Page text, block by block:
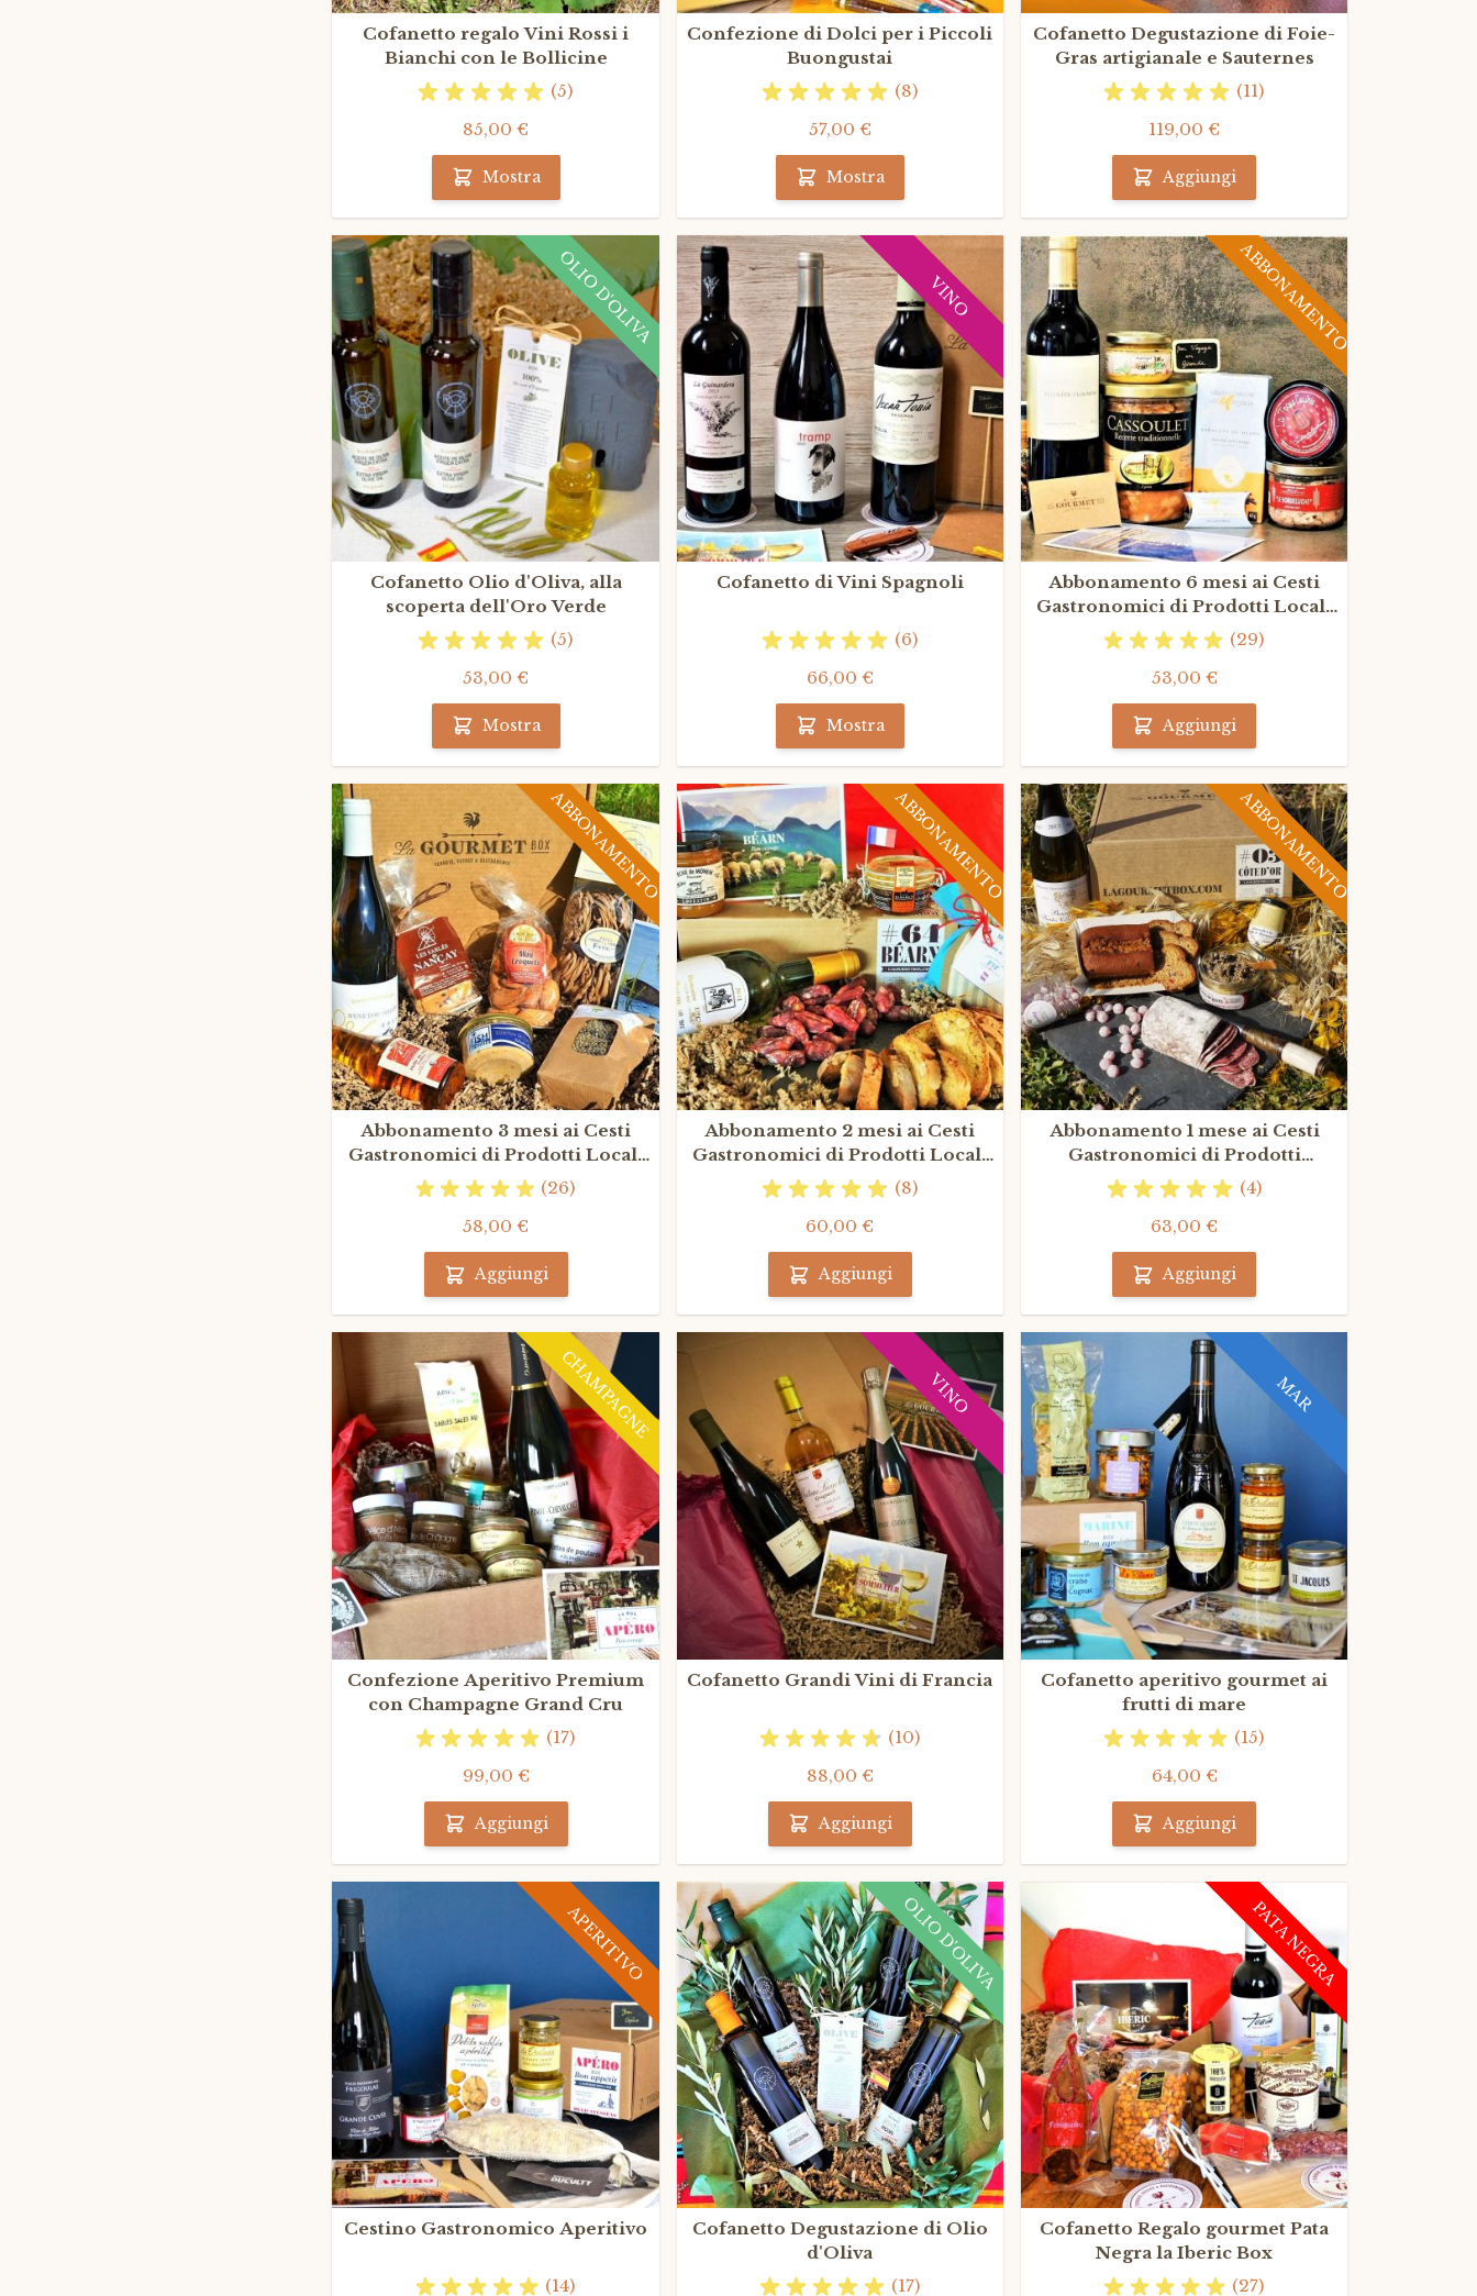
Cofanetto regalo Vini Rossi i
Bianchi con le Bollicine
(5)
85,00 €
Mostra
Confezione di Dolci per i Piccoli
Buongustai
(8)
57,00 €
Mostra
Cofanetto Degustazione di Foie-
Gras artigianale e Sauternes
(11)
119,00 €
Aggiungi
OLIO D'OLIVA
Cofanetto Olio d'Oliva, alla
scoperta dell'Oro Verde
(5)
53,00 €
Mostra
VINO
Cofanetto di Vini Spagnoli
(6)
66,00 €
Mostra
ABBONAMENTO
Abbonamento 6 mesi ai Cesti
Gastronomici di Prodotti Locali
Francesi
(29)
53,00 €
Aggiungi
ABBONAMENTO
Abbonamento 3 mesi ai Cesti
Gastronomici di Prodotti Locali
Francesi
(26)
58,00 €
Aggiungi
ABBONAMENTO
Abbonamento 2 mesi ai Cesti
Gastronomici di Prodotti Locali
Francesi
(8)
60,00 €
Aggiungi
ABBONAMENTO
Abbonamento 1 mese ai Cesti
Gastronomici di Prodotti
Gastronomici Francesi
(4)
63,00 €
Aggiungi
CHAMPAGNE
Confezione Aperitivo Premium
con Champagne Grand Cru
(17)
99,00 €
Aggiungi
VINO
Cofanetto Grandi Vini di Francia
(10)
88,00 €
Aggiungi
MAR
Cofanetto aperitivo gourmet ai
frutti di mare
(15)
64,00 €
Aggiungi
APERITIVO
Cestino Gastronomico Aperitivo
(14)
OLIO D'OLIVA
Cofanetto Degustazione di Olio
d'Oliva
(17)
PATA NEGRA
Cofanetto Regalo gourmet Pata
Negra la Iberic Box
(27)